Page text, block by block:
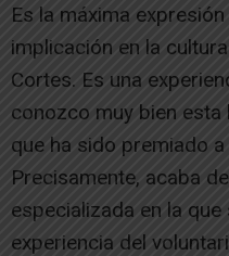
Es la máxima
implicación en la
Cortes. Es una
conozco muy bien
que ha sido premiado a
Precisamente, acaba
especializada en la
experiencia del